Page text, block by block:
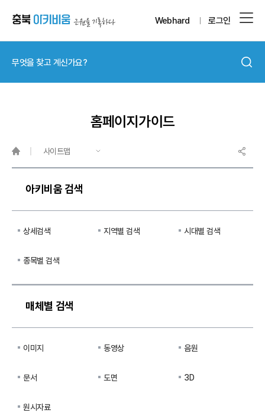
Webhard 로그인
홈페이지가이드
사이트맵
아키비움 검색
상세검색 지역별 검색 시대별 검색
종목별 검색
매체별 검색
이미지 동영상 음원
문서 도면 3D
원시자료